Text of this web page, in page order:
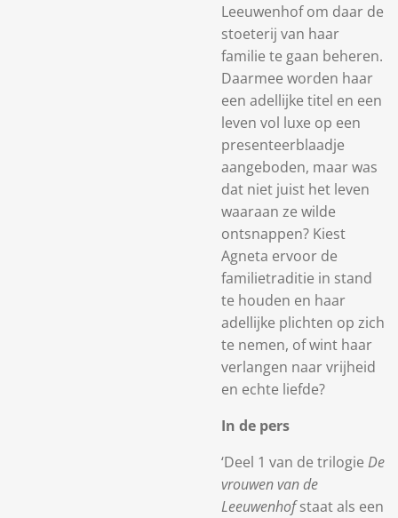
Leeuwenhof om daar de
stoeterij van haar
familie te gaan beheren.
Daarmee worden haar
een adellijke titel en een
leven vol luxe op een
presenteerblaadje
aangeboden, maar was
dat niet juist het leven
waaraan ze wilde
ontsnappen? Kiest
Agneta ervoor de
familietraditie in stand
te houden en haar
adellijke plichten op zich
te nemen, of wint haar
verlangen naar vrijheid
en echte liefde?
In de pers
‘Deel 1 van de trilogie De
vrouwen van de
Leeuwenhof staat als een